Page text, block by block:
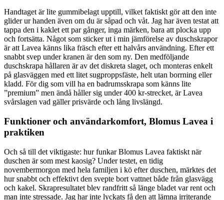
Handtaget är lite gummibelagt upptill, vilket faktiskt gör att den inte
glider ur handen även om du är såpad och våt. Jag har även testat att
tappa den i kaklet ett par gånger, inga märken, bara att plocka upp
och fortsätta. Något som sticker ut i min jämförelse av duschskrapor
är att Lavea känns lika fräsch efter ett halvårs användning. Efter ett
snabbt svep under kranen är den som ny. Den medföljande
duschskrapa hållaren är av det diskreta slaget, och monteras enkelt
på glasväggen med ett litet sugproppsfäste, helt utan borrning eller
kladd. För dig som vill ha en badrumsskrapa som känns lite
”premium” men ändå håller sig under 400 kr-strecket, är Lavea
svårslagen vad gäller prisvärde och lång livslängd.
Funktioner och användarkomfort, Blomus Lavea i
praktiken
Och så till det viktigaste: hur funkar Blomus Lavea faktiskt när
duschen är som mest kaosig? Under testet, en tidig
novembermorgon med hela familjen i kö efter duschen, märktes det
hur snabbt och effektivt den svepte bort vattnet både från glasvägg
och kakel. Skrapresultatet blev randfritt så länge bladet var rent och
man inte stressade. Jag har inte lyckats få den att lämna irriterande